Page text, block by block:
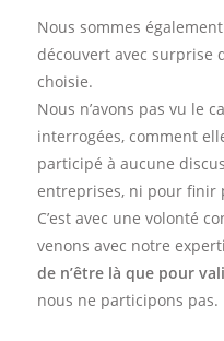
Nous sommes
découvert avec surprise
choisie.
Nous n’avons pas vu le
interrogées, comment
participé à aucune
entreprises, ni pour finir
C’est avec une volonté
venons avec notre
de n’être là que pour
nous ne participons pas.